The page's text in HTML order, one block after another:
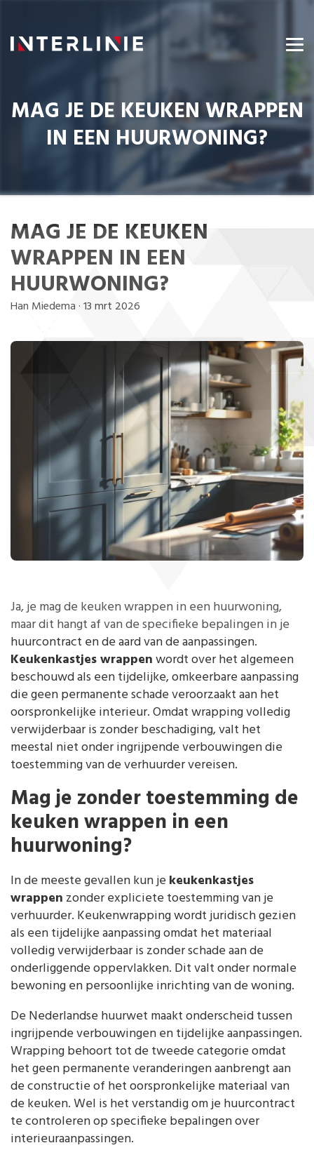
MAG JE DE KEUKEN WRAPPEN
IN EEN HUURWONING?
MAG JE DE KEUKEN
WRAPPEN IN EEN
HUURWONING?
Han Miedema ·13 mrt 2026
Ja, je mag de keuken wrappen in een huurwoning,
maar dit hangt af van de specifieke bepalingen in je
huurcontract en de aard van de aanpassingen.
Keukenkastjes wrappenwordt over het algemeen
beschouwd als een tijdelijke, omkeerbare aanpassing
die geen permanente schade veroorzaakt aan het
oorspronkelijke interieur. Omdat wrapping volledig
verwijderbaar is zonder beschadiging, valt het
meestal niet onder ingrijpende verbouwingen die
toestemming van de verhuurder vereisen.
Mag je zonder toestemming de
keuken wrappen in een
huurwoning?
In de meeste gevallen kun je keukenkastjes
wrappen zonder expliciete toestemming van je
verhuurder. Keukenwrapping wordt juridisch gezien
als een tijdelijke aanpassing omdat het materiaal
volledig verwijderbaar is zonder schade aan de
onderliggende oppervlakken. Dit valt onder normale
bewoning en persoonlijke inrichting van de woning.
De Nederlandse huurwet maakt onderscheid tussen
ingrijpende verbouwingen en tijdelijke aanpassingen.
Wrapping behoort tot de tweede categorie omdat
het geen permanente veranderingen aanbrengt aan
de constructie of het oorspronkelijke materiaal van
de keuken. Wel is het verstandig om je huurcontract
te controleren op specifieke bepalingen over
interieuraanpassingen.